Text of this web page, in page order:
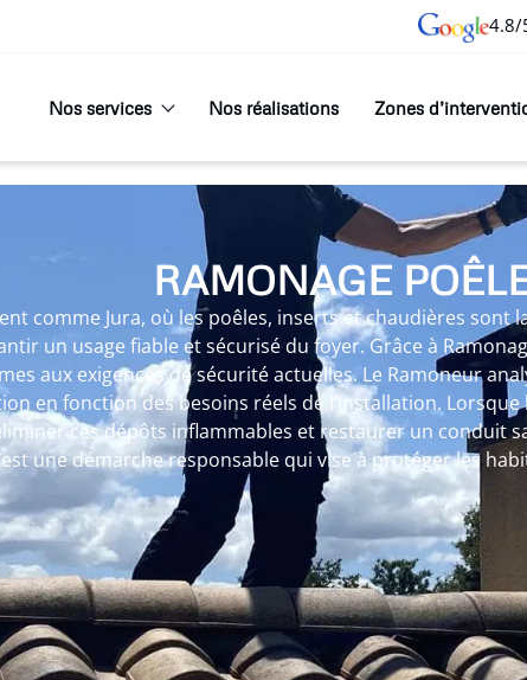
4.8/
Nos services Nos réalisations Zones
RAMONAGE
comme Jura, où les poêles, inserts et chaudières sont
un usage fiable et sécurisé du foyer. Grâce à
aux exigences de sécurité actuelles. Le Ramoneur
en fonction des besoins réels de l’installation.
ces dépôts inflammables et restaurer un conduit
une démarche responsable qui vise à protéger les